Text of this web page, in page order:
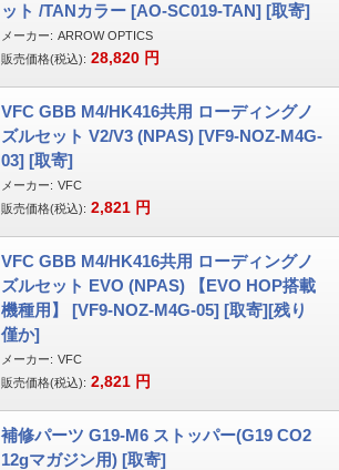
ット /TANカラー [AO-SC019-TAN] [取寄]
メーカー: ARROW OPTICS
販売価格(税込): 28,820 円
VFC GBB M4/HK416共用 ローディングノ
ズルセット V2/V3 (NPAS) [VF9-NOZ-M4G-
03] [取寄]
メーカー: VFC
販売価格(税込): 2,821 円
VFC GBB M4/HK416共用 ローディングノ
ズルセット EVO (NPAS) 【EVO HOP搭載
機種用】 [VF9-NOZ-M4G-05] [取寄][残り
僅か]
メーカー: VFC
販売価格(税込): 2,821 円
補修パーツ G19-M6 ストッパー(G19 CO2
12gマガジン用) [取寄]